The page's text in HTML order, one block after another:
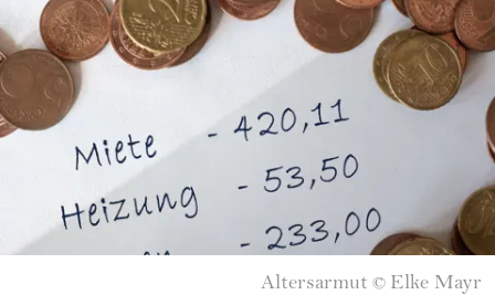
Altersarmut © Elke Mayr